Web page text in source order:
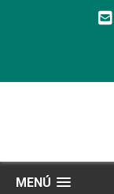
MENÚ